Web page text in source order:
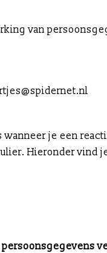
van
je een
Hieronder vind